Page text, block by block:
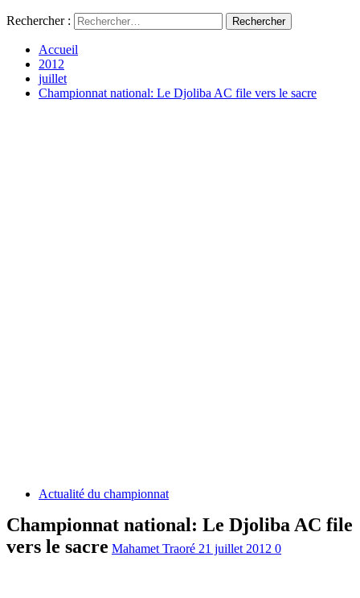
Rechercher :
Accueil
2012
juillet
Championnat national: Le Djoliba AC file vers le sacre
Actualité du championnat
Championnat national: Le Djoliba AC file
vers le sacre Mahamet Traoré 21 juillet 2012 0